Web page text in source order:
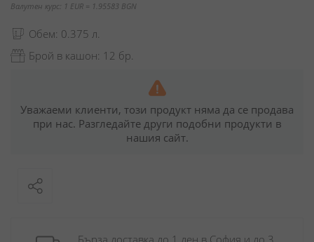
Валутен курс: 1 EUR = 1.95583 BGN
Обем: 0.375 л.
Брой в кашон: 12 бр.
Уважаеми клиенти, този продукт няма да се продава
при нас. Разгледайте други подобни продукти в
нашия сайт.
Бърза доставка до 1 ден в София и до 3